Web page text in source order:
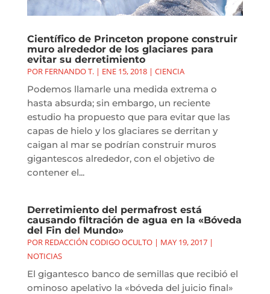
Científico de Princeton propone construir
muro alrededor de los glaciares para
evitar su derretimiento
POR FERNANDO T.| ENE 15, 2018| CIENCIA
Podemos llamarle una medida extrema o
hasta absurda; sin embargo, un reciente
estudio ha propuesto que para evitar que las
capas de hielo y los glaciares se derritan y
caigan al mar se podrían construir muros
gigantescos alrededor, con el objetivo de
contener el...
Derretimiento del permafrost está
causando filtración de agua en la «Bóveda
del Fin del Mundo»
POR REDACCIÓN CODIGO OCULTO| MAY 19, 2017|
NOTICIAS
El gigantesco banco de semillas que recibió el
ominoso apelativo la «bóveda del juicio final»